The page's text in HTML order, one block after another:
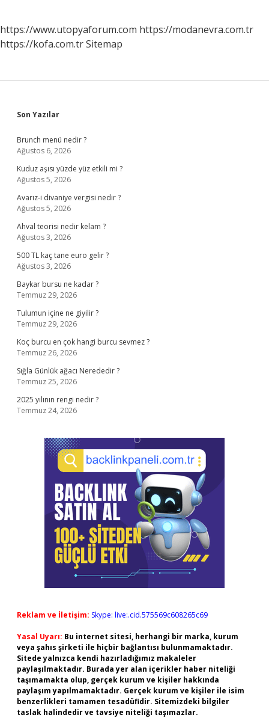
Yatacak
https://www.utopyaforum.com https://modanevra.com.tr
https://kofa.com.trSitemap
Sidebar
Son Yazılar
Brunch menü nedir ?
Ağustos 6, 2026
Kuduz aşısı yüzde yüz etkili mi ?
Ağustos 5, 2026
Avarız-i divaniye vergisi nedir ?
Ağustos 5, 2026
Ahval teorisi nedir kelam ?
Ağustos 3, 2026
500 TL kaç tane euro gelir ?
Ağustos 3, 2026
Baykar bursu ne kadar ?
Temmuz 29, 2026
Tulumun içine ne giyilir ?
Temmuz 29, 2026
Koç burcu en çok hangi burcu sevmez ?
Temmuz 26, 2026
Sığla Günlük ağacı Nerededir ?
Temmuz 25, 2026
2025 yılının rengi nedir ?
Temmuz 24, 2026
Reklam ve İletişim: Skype: live:.cid.575569c608265c69
Yasal Uyarı: Bu internet sitesi, herhangi bir marka, kurum
veya şahıs şirketi ile hiçbir bağlantısı bulunmamaktadır.
Sitede yalnızca kendi hazırladığımız makaleler
paylaşılmaktadır. Burada yer alan içerikler haber niteliği
taşımamakta olup, gerçek kurum ve kişiler hakkında
paylaşım yapılmamaktadır. Gerçek kurum ve kişiler ile isim
benzerlikleri tamamen tesadüfidir. Sitemizdeki bilgiler
taslak halindedir ve tavsiye niteliği taşımazlar.